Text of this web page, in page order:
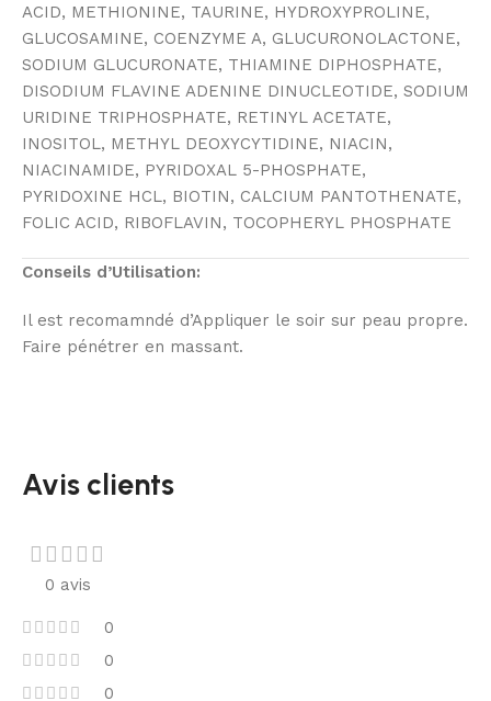
ACID, METHIONINE, TAURINE, HYDROXYPROLINE,
GLUCOSAMINE, COENZYME A, GLUCURONOLACTONE,
SODIUM GLUCURONATE, THIAMINE DIPHOSPHATE,
DISODIUM FLAVINE ADENINE DINUCLEOTIDE, SODIUM
URIDINE TRIPHOSPHATE, RETINYL ACETATE,
INOSITOL, METHYL DEOXYCYTIDINE, NIACIN,
NIACINAMIDE, PYRIDOXAL 5-PHOSPHATE,
PYRIDOXINE HCL, BIOTIN, CALCIUM PANTOTHENATE,
FOLIC ACID, RIBOFLAVIN, TOCOPHERYL PHOSPHATE
Conseils d’Utilisation:
Il est recomamndé d’Appliquer le soir sur peau propre.
Faire pénétrer en massant.
Avis clients
0 avis
0
0
0